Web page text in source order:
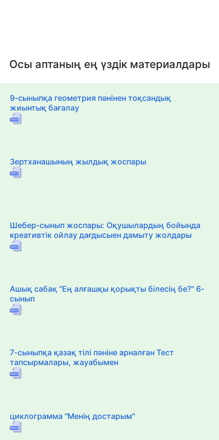
Осы аптаның ең үздік материалдары
9-сыныпқа геометрия пәнінен тоқсандық
жиынтық бағалау
Зертханашының жылдық жоспары
Шебер-сынып жоспары: Оқушылардың бойында
креативтік ойлау дағдысыен дамыту жолдары
Ашық сабақ "Ең алғашқы қорықты білесің бе?" 6-
сынып
7-сыныпқа қазақ тілі пәніне арналған Тест
тапсырмалары, жауабымен
циклограмма "Менің достарым"